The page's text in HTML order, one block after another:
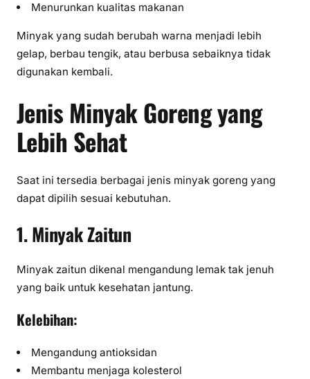
Menurunkan kualitas makanan
Minyak yang sudah berubah warna menjadi lebih
gelap, berbau tengik, atau berbusa sebaiknya tidak
digunakan kembali.
Jenis Minyak Goreng yang
Lebih Sehat
Saat ini tersedia berbagai jenis minyak goreng yang
dapat dipilih sesuai kebutuhan.
1. Minyak Zaitun
Minyak zaitun dikenal mengandung lemak tak jenuh
yang baik untuk kesehatan jantung.
Kelebihan:
Mengandung antioksidan
Membantu menjaga kolesterol